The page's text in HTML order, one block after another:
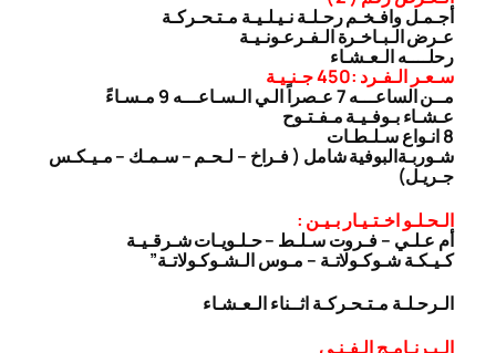
أجـمـل وافـخـم رحـلـة نـيـلـيـة مـتـحـركـة
عـرض الـبـاخـرة الـفـرعـونـيـة
رحلــــه الـعـشـاء
سـعـر الـفـرد :450 جـنـيـة
مــن الساعـــه 7 عـصراً الـي الـسـاعـــه 9 مـسـاءً
عـشـاء بـوفـيـة مـفـتـوح
8 انـواع سـلـطـات
شـوربـةالبوفية شامل ( فـراخ – لـحـم – سـمـك – مـيـكـس
جـريـل)
الـحـلـو اخـتـيـار بـيـن :
أم عـلـي – فـروت سـلـط – حـلـويـات شـرقـيـة
كـيـكـة شـوكـولاتـة – مـوس الـشـوكـولاتـة”
الـرحـلـة مـتـحـركـة اثــناء الـعـشـاء
الـبـرنـامـج الـفـنـى